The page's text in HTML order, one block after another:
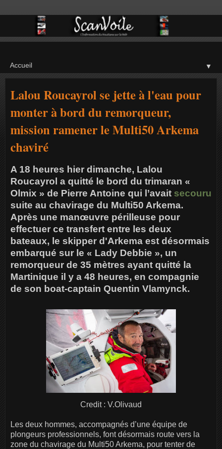
▼
Lalou Roucayrol se jette à l'eau pour
monter à bord du remorqueur,
mission ramener le Multi50 Arkema
chaviré
A 18 heures hier dimanche, Lalou
Roucayrol a quitté le bord du trimaran «
Olmix » de Pierre Antoine qui l’avait secouru
suite au chavirage du Multi50 Arkema.
Après une manœuvre périlleuse pour
effectuer ce transfert entre les deux
bateaux, le skipper d'Arkema est désormais
embarqué sur le « Lady Debbie », un
remorqueur de 35 mètres ayant quitté la
Martinique il y a 48 heures, en compagnie
de son boat-captain Quentin Vlamynck.
Credit : V.Olivaud
Les deux hommes, accompagnés d’une équipe de
plongeurs professionnels, font désormais route vers la
zone du chavirage du Multi50 Arkema, pour tenter de